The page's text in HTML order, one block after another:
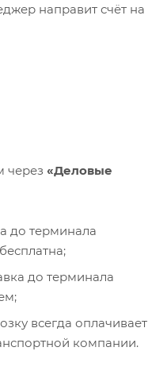
направит счёт на
через «Деловые
до терминала
до терминала
всегда оплачивает
компании.